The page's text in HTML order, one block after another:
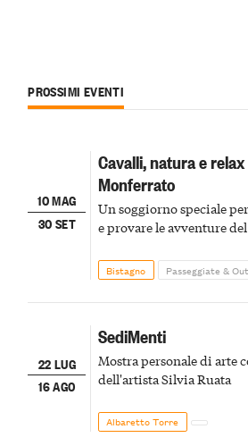
PROSSIMI EVENTI
10 MAG
30 SET
Cavalli, natura e
Monferrato
Un soggiorno speciale
e provare le avventure
Bistagno Passeggiate &
22 LUG
16 AGO
SediMenti
Mostra personale di arte
dell'artista Silvia Ruata
Albaretto Torre